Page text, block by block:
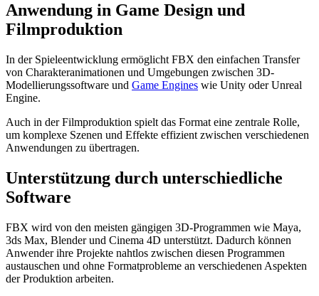
Anwendung in Game Design und
Filmproduktion
In der Spieleentwicklung ermöglicht FBX den einfachen Transfer
von Charakteranimationen und Umgebungen zwischen 3D-
Modellierungssoftware und Game Engines wie Unity oder Unreal
Engine.
Auch in der Filmproduktion spielt das Format eine zentrale Rolle,
um komplexe Szenen und Effekte effizient zwischen verschiedenen
Anwendungen zu übertragen.
Unterstützung durch unterschiedliche
Software
FBX wird von den meisten gängigen 3D-Programmen wie Maya,
3ds Max, Blender und Cinema 4D unterstützt. Dadurch können
Anwender ihre Projekte nahtlos zwischen diesen Programmen
austauschen und ohne Formatprobleme an verschiedenen Aspekten
der Produktion arbeiten.